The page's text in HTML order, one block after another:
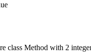
Method with 2 integer